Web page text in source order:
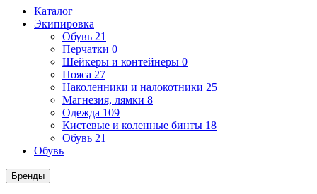
Каталог
Экипировка
Обувь 21
Перчатки 0
Шейкеры и контейнеры 0
Пояса 27
Наколенники и налокотники 25
Магнезия, лямки 8
Одежда 109
Кистевые и коленные бинты 18
Обувь 21
Обувь
Бренды